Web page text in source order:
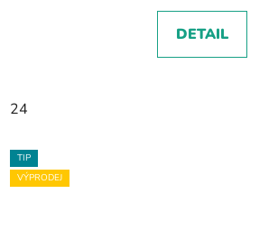
DETAIL
24
TIP
VÝPRODEJ